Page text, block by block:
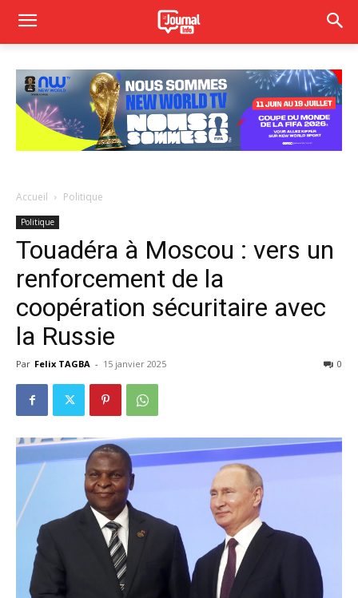
Accueil Politique
Politique
Touadéra à Moscou : vers un
renforcement de la
coopération sécuritaire avec
la Russie
Par Felix TAGBA - 15 janvier 2025 0